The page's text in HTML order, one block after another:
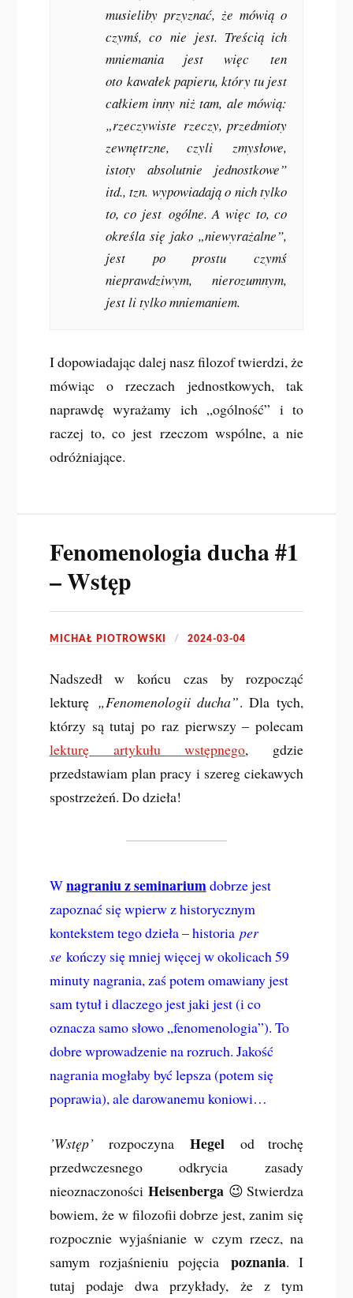
musieliby przyznać, że mówią o
czymś, co nie jest. Treścią ich
mniemania jest więcten
oto kawałek papieru, który tu jest
całkiem inny niż tam, ale mówią:
„rzeczywiste rzeczy, przedmioty
zewnętrzne, czylizmysłowe,
istoty absolutnie jednostkowe”
itd., tzn. wypowiadają o nich tylko
to, co jest ogólne. A więc to, co
określa się jako „niewyrażalne”,
jest po prostu czymś
nieprawdziwym, nierozumnym,
jest li tylko mniemaniem.
I dopowiadając dalej nasz filozof twierdzi, że
mówiąc o rzeczach jednostkowych, tak
naprawdę wyrażamy ich „ogólność” i to
raczej to, co jest rzeczom wspólne, a nie
odróżniające.
Fenomenologia ducha #1
– Wstęp
MICHAŁ PIOTROWSKI 2024-03-04
Nadszedł w końcu czas by rozpocząć
lekturę „Fenomenologii ducha”. Dla tych,
którzy są tutaj po raz pierwszy – polecam
lekturę artykułu wstępnego, gdzie
przedstawiam plan pracy i szereg ciekawych
spostrzeżeń. Do dzieła!
Wnagraniu z seminariumdobrze jest
zapoznać się wpierw z historycznym
kontekstem tego dzieła – historia per
se kończy się mniej więcej w okolicach 59
minuty nagrania, zaś potem omawiany jest
sam tytuł i dlaczego jest jaki jest (i co
oznacza samo słowo „fenomenologia”). To
dobre wprowadzenie na rozruch. Jakość
nagrania mogłaby być lepsza (potem się
poprawia), ale darowanemu koniowi…
’Wstęp’rozpoczyna Hegel od trochę
przedwczesnego odkrycia zasady
nieoznaczoności Heisenberga 😉 Stwierdza
bowiem, że w filozofii dobrze jest, zanim się
rozpocznie wyjaśnianie w czym rzecz, na
samym rozjaśnieniu pojęcia poznania. I
tutaj podaje dwa przykłady, że z tym